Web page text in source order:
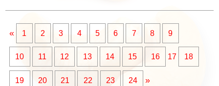
« 1 2 3 4 5 6 7 8 9
10 11 12 13 14 15 16 17 18
19 20 21 22 23 24 »